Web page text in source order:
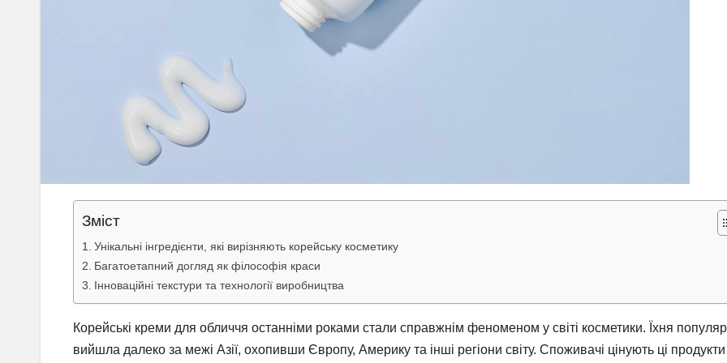
Зміст
Унікальні інгредієнти, які вирізняють корейську косметику
Багатоетапний догляд як філософія краси
Інноваційні текстури та технології виробництва
Корейські креми для обличчя останніми роками стали справжнім феноменом у світі косметики. Їхня
вийшла далеко за межі Азії, охопивши Європу, Америку та інші регіони світу. Споживачі цінують ці продукти